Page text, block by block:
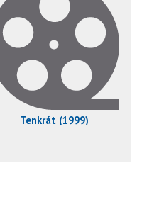
Tenkrát (1999)